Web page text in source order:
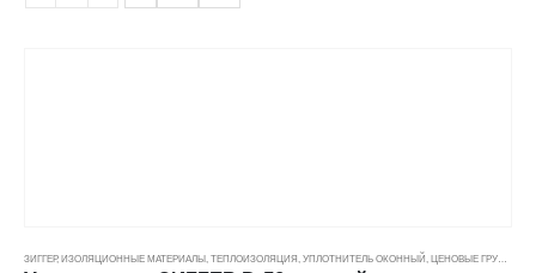
ЗИГГЕР, ИЗОЛЯЦИОННЫЕ МАТЕРИАЛЫ ТЕПЛОИЗОЛЯЦИЯ УПЛОТНИТЕЛЬ ОКОННЫЙ ЦЕНОВЫЕ ГРУППЫ